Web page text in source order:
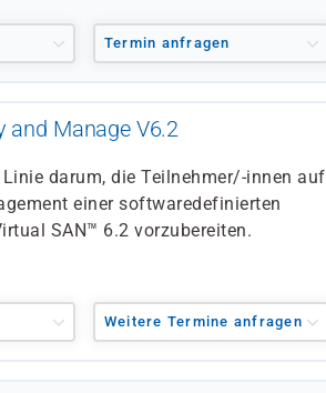
Termin anfragen
and Manage V6.2
darum, die Teilnehmer/-innen auf
einer softwaredefinierten
SAN™ 6.2 vorzubereiten.
Weitere Termine anfragen